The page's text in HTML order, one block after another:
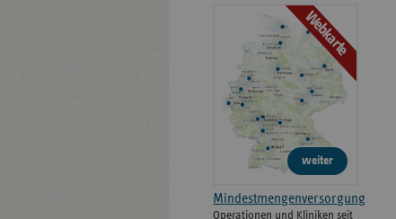
Webkarte
weiter
Mindestmengenversorgung
Operationen und Kliniken seit